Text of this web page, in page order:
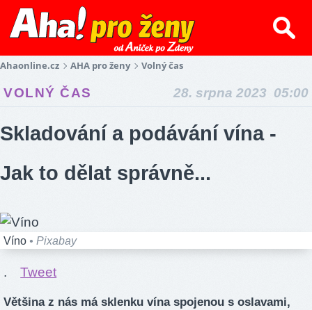
Ahaonline.cz AHA pro ženy Volný čas
28. srpna 2023 05:00
VOLNÝ ČAS
Skladování a podávání vína -
Jak to dělat správně...
Víno • Pixabay
. Tweet
Většina z nás má sklenku vína spojenou s oslavami,